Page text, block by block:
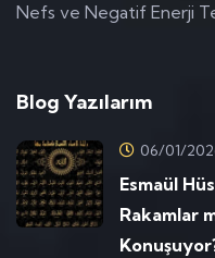
Nefs ve Negatif Enerji
Blog Yazılarım
06/01/
Esmaül
Rakamlar